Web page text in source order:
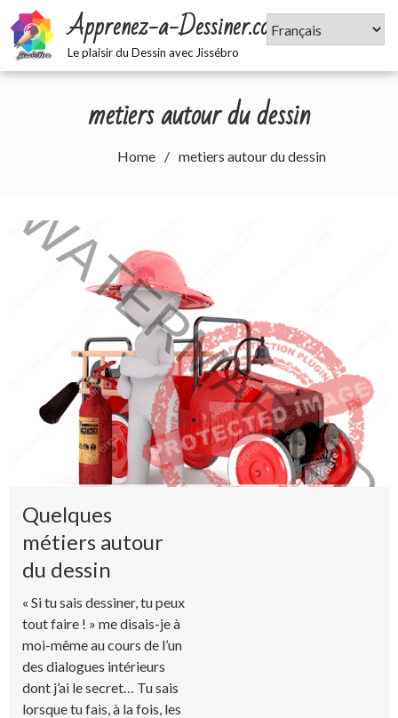
Skip
to
content
Apprenez-a-Dessiner.com
Le plaisir du Dessin avec Jissébro
metiers autour du dessin
Home metiers autour du dessin
Quelques
métiers autour
du dessin
« Si tu sais dessiner, tu peux
tout faire ! » me disais-je à
moi-même au cours de l’un
des dialogues intérieurs
dont j’ai le secret… Tu sais
lorsque tu fais, à la fois, les